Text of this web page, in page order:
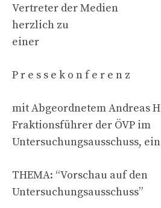
Vertreter der Medien
herzlich zu
einer
P r e s s e k o n f e r e n z
mit Abgeordnetem Andreas
Fraktionsführer der ÖVP im
Untersuchungsausschuss,
THEMA: “Vorschau auf den
Untersuchungsausschuss”